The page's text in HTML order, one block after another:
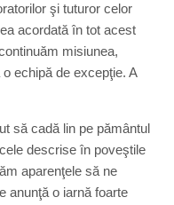
şi tuturor celor
acordată în tot acest
misiunea,
echipă de excepţie. A
să cadă lin pe pământul
descrise în poveştile
aparenţele să ne
anunţă o iarnă foarte